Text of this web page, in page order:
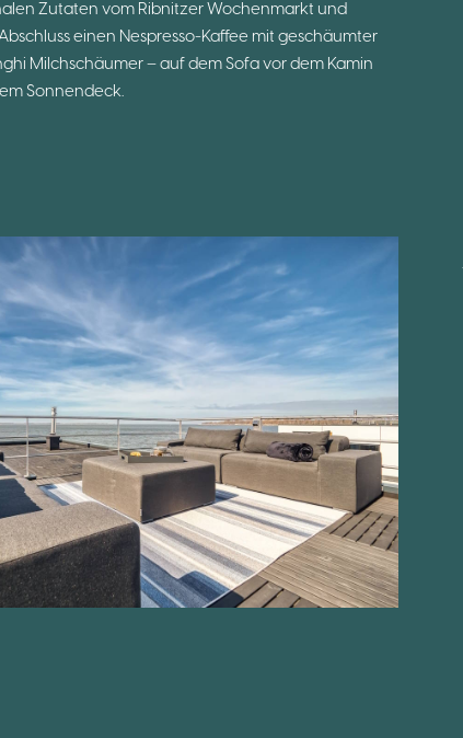
Zutaten vom Ribnitzer Wochenmarkt und
einen Nespresso-Kaffee mit geschäumter
Milchschäumer – auf dem Sofa vor dem Kamin
Sonnendeck.